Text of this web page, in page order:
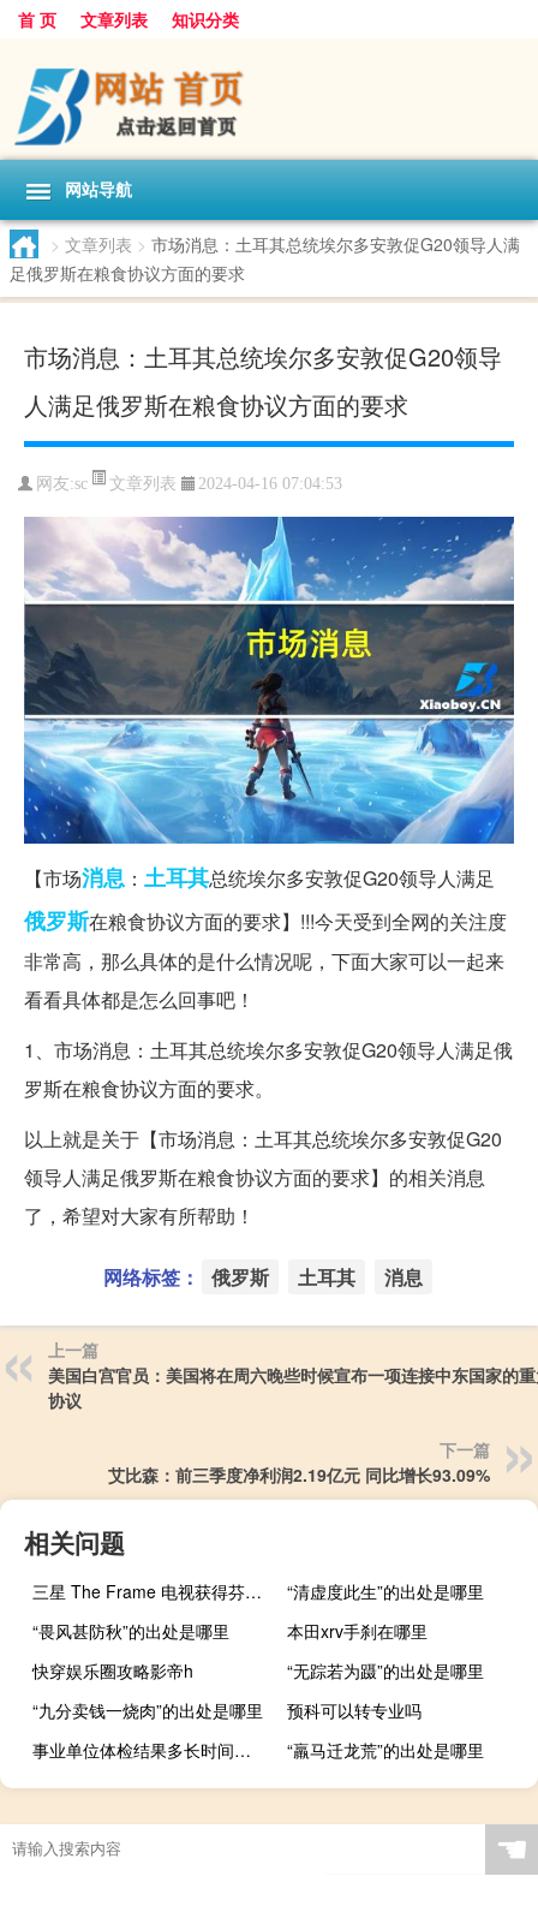
首 页 文章列表 知识分类
网站导航
> 文章列表 > 市场消息：土耳其总统埃尔多安敦促G20领导人满
足俄罗斯在粮食协议方面的要求
市场消息：土耳其总统埃尔多安敦促G20领导
人满足俄罗斯在粮食协议方面的要求
网友:sc 文章列表 2024-04-16 07:04:53
【市场消息 ： 土耳其总统埃尔多安敦促G20领导人满足
俄罗斯在粮食协议方面的要求】!!!今天受到全网的关注度
非常高，那么具体的是什么情况呢，下面大家可以一起来
看看具体都是怎么回事吧！
1、市场消息：土耳其总统埃尔多安敦促G20领导人满足俄
罗斯在粮食协议方面的要求。
以上就是关于【市场消息：土耳其总统埃尔多安敦促G20
领导人满足俄罗斯在粮食协议方面的要求】的相关消息
了，希望对大家有所帮助！
网络标签： 俄罗斯 土耳其 消息
上一篇
美国白宫官员：美国将在周六晚些时候宣布一项连接中东国家的
协议
下一篇
艾比森：前三季度净利润2.19亿元 同比增长93.09%
相关问题
三星 The Frame 电视获得芬兰设计公司的限量版艺术品
“清虚度此生”的出处是哪里
“畏风甚防秋”的出处是哪里
本田xrv手刹在哪里
快穿娱乐圈攻略影帝h
“无踪若为蹑”的出处是哪里
“九分卖钱一烧肉”的出处是哪里
预科可以转专业吗
事业单位体检结果多长时间通知
“羸马迁龙荒”的出处是哪里
☚